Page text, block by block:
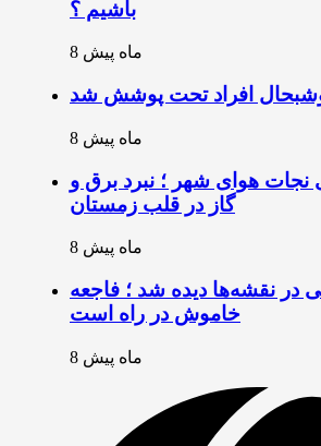
باشیم ؟
8 ماه پیش
افراد تحت پوشش شد
8 ماه پیش
نجات هوای شهر ؛ نبرد برق و
گاز در قلب زمستان
8 ماه پیش
در نقشه‌ها دیده شد ؛ فاجعه
خاموش در راه است
8 ماه پیش